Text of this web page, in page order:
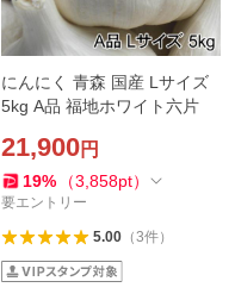
にんにく 青森 国産 Lサイズ
5kg A品 福地ホワイト六片
21,900円
19% （3,858pt）
要エントリー
5.00（3件）